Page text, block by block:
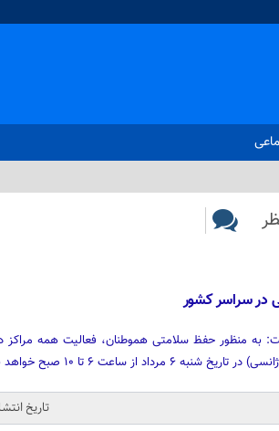
در سراسر کشور
به منظور حفظ سلامتی هموطنان، فعالیت همه مراکز
از ساعت ۶ تا ۱۰ صبح خواهد بود.
تاریخ انتشار : جمعه